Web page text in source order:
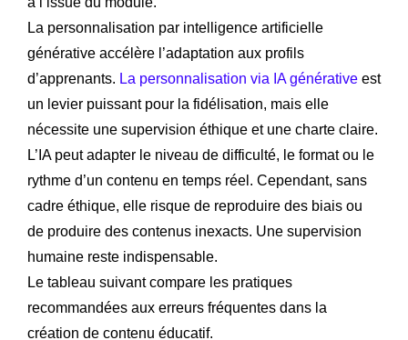
La personnalisation par intelligence artificielle
générative accélère l’adaptation aux profils
d’apprenants. La personnalisation via IA générative est
un levier puissant pour la fidélisation, mais elle
nécessite une supervision éthique et une charte claire.
L’IA peut adapter le niveau de difficulté, le format ou le
rythme d’un contenu en temps réel. Cependant, sans
cadre éthique, elle risque de reproduire des biais ou
de produire des contenus inexacts. Une supervision
humaine reste indispensable.
Le tableau suivant compare les pratiques
recommandées aux erreurs fréquentes dans la
création de contenu éducatif.